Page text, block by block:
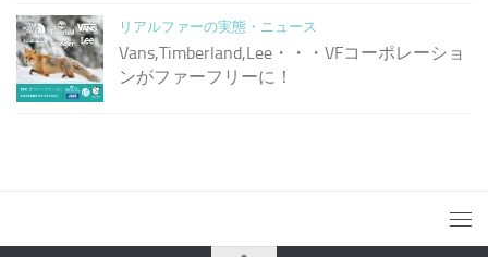
リアルファーの実態・ニュース
Vans,Timberland,Lee・・・VFコーポレーショ
ンがファーフリーに！